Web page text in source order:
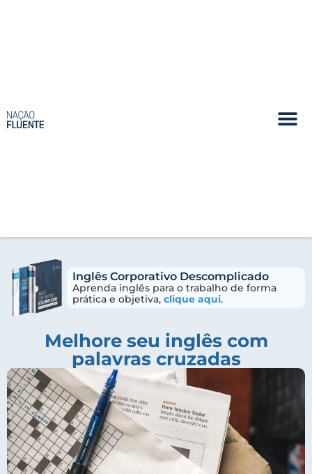
Inglês Corporativo Descomplicado
Aprenda inglês para o trabalho de forma
prática e objetiva, clique aqui.
Melhore seu inglês com
palavras cruzadas